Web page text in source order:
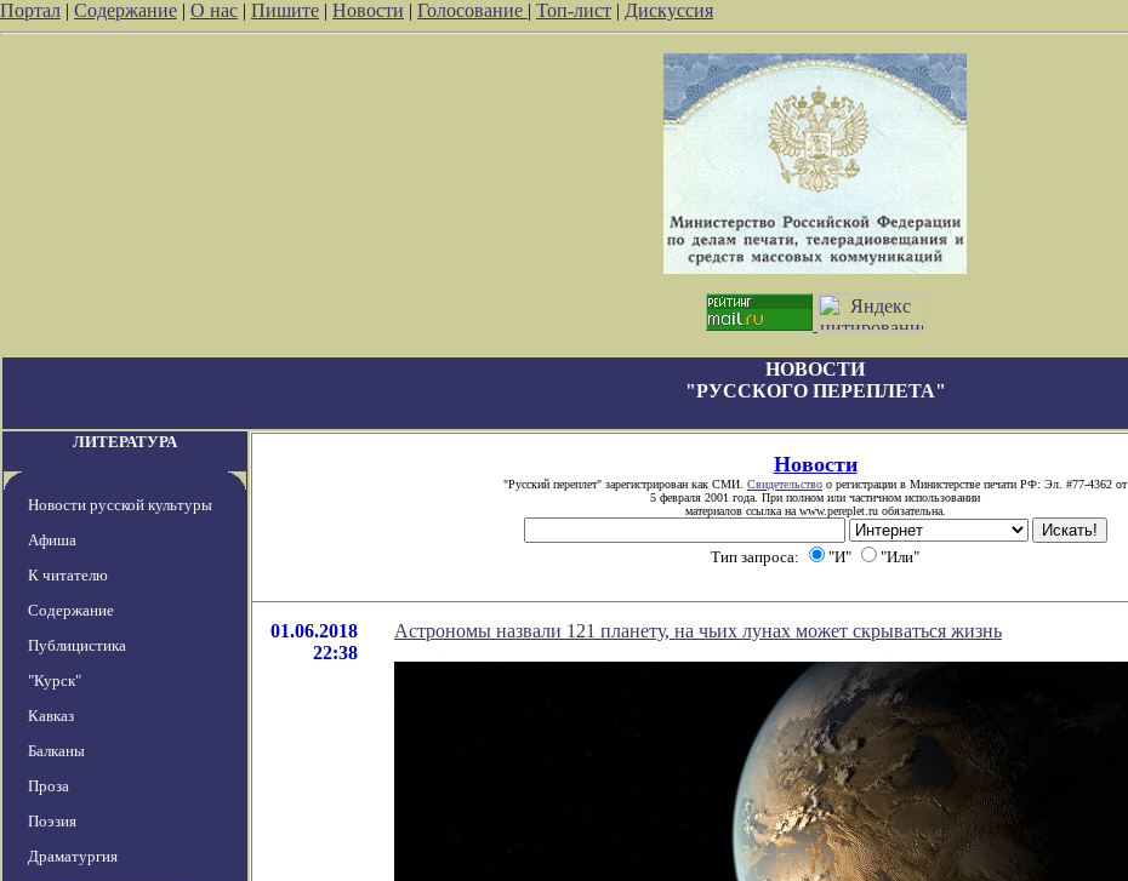
Портал | Содержание | О нас | Пишите | Новости | Голосование | Топ-лист | Дискуссия
НОВОСТИ
"РУССКОГО ПЕРЕПЛЕТА"
ЛИТЕРАТУРА
Новости русской культуры
Афиша
К читателю
Содержание
Публицистика
"Курск"
Кавказ
Балканы
Проза
Поэзия
Драматургия
Новости
"Русский переплет" зарегистрирован как СМИ. Свидетельство о регистрации в Министерстве печати РФ: Эл. #77-4362 от
5 февраля 2001 года. При полном или частичном использовании
материалов ссылка на www.pereplet.ru обязательна.
Тип запроса: "И" "Или"
01.06.2018
22:38
Астрономы назвали 121 планету, на чьих лунах может скрываться жизнь